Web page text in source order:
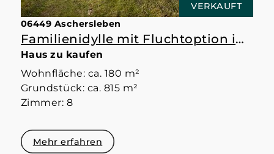
VERKAUFT
06449 Aschersleben
Familienidylle mit Fluchtoption im Souterrain.
Haus zu kaufen
Wohnfläche: ca. 180 m²
Grundstück: ca. 815 m²
Zimmer: 8
Mehr erfahren